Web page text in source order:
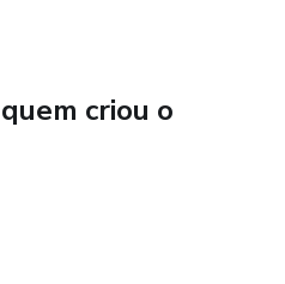
e identificação de
a capacidade de abstração e
e está pronto para uso!
criou o